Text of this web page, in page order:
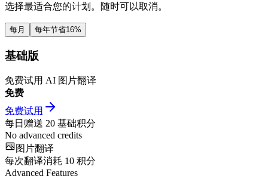
选择最适合您的计划。随时可以取消。
每月 每年节省16%
基础版
免费试用 AI 图片翻译
免费
免费试用
每日赠送 20 基础积分
No advanced credits
图片翻译
每次翻译消耗 10 积分
Advanced Features